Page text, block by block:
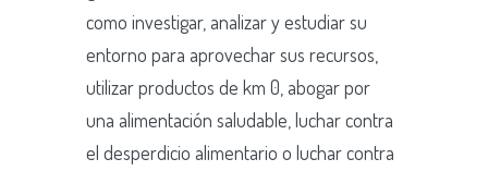
como investigar, analizar y estudiar su
entorno para aprovechar sus recursos,
utilizar productos de km 0, abogar por
una alimentación saludable, luchar contra
el desperdicio alimentario o luchar contra